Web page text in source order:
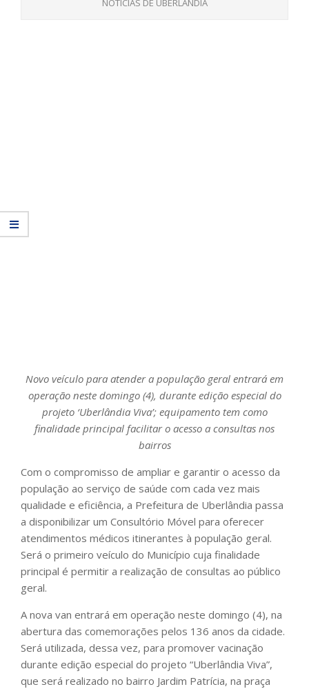
NOTÍCIAS DE UBERLÂNDIA
Novo veículo para atender a população geral entrará em
operação neste domingo (4), durante edição especial do
projeto ‘Uberlândia Viva’; equipamento tem como
finalidade principal facilitar o acesso a consultas nos
bairros
Com o compromisso de ampliar e garantir o acesso da
população ao serviço de saúde com cada vez mais
qualidade e eficiência, a Prefeitura de Uberlândia passa
a disponibilizar um Consultório Móvel para oferecer
atendimentos médicos itinerantes à população geral.
Será o primeiro veículo do Município cuja finalidade
principal é permitir a realização de consultas ao público
geral.
A nova van entrará em operação neste domingo (4), na
abertura das comemorações pelos 136 anos da cidade.
Será utilizada, dessa vez, para promover vacinação
durante edição especial do projeto “Uberlândia Viva”,
que será realizado no bairro Jardim Patrícia, na praça